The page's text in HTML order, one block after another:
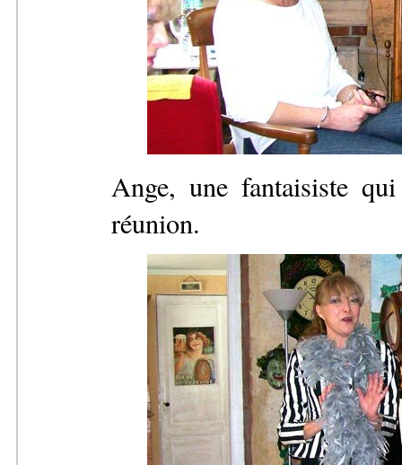
Ange, une fantaisiste
réunion.